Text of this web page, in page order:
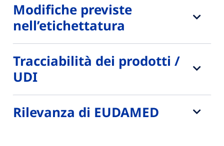
Modifiche previste
nell’etichettatura
Tracciabilità dei prodotti /
UDI
Rilevanza di EUDAMED